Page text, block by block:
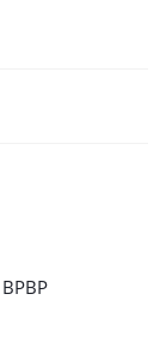
ВРВР